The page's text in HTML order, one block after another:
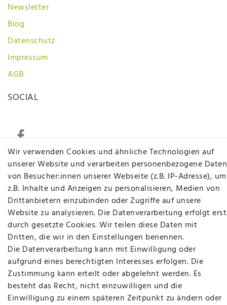
Newsletter
Blog
Datenschutz
Impressum
AGB
SOCIAL
Betten Seifert – Ihr Fachgeschäft für Betten,
Matratzen, Bettwaren & mehr in Ibbenbüren. Sie
möchten richtig gut schlafen, legen Wert auf
qualitativ hochwertige Produkte und eine solide
Fachberatung für Matratzen und andere
Bettwaren? Dann sind Sie bei uns genau richtig.
Ob online oder vor Ort im Fachgeschäft in
Ibbenbüren - wir beraten Sie gerne!
Mehr erfahren
Wir verwenden Cookies und ähnliche Technologien auf
unserer Website und verarbeiten personenbezogene Daten
von Besucher:innen unserer Webseite (z.B. IP-Adresse), um
z.B. Inhalte und Anzeigen zu personalisieren, Medien von
Drittanbietern einzubinden oder Zugriffe auf unsere
Website zu analysieren. Die Datenverarbeitung erfolgt erst
durch gesetzte Cookies. Wir teilen diese Daten mit
Dritten, die wir in den Einstellungen benennen.
Die Datenverarbeitung kann mit Einwilligung oder
aufgrund eines berechtigten Interesses erfolgen. Die
Zustimmung kann erteilt oder abgelehnt werden. Es
besteht das Recht, nicht einzuwilligen und die
Einwilligung zu einem späteren Zeitpunkt zu ändern oder